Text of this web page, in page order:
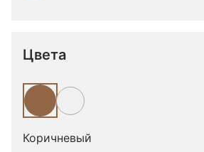
Цвета
Коричневый